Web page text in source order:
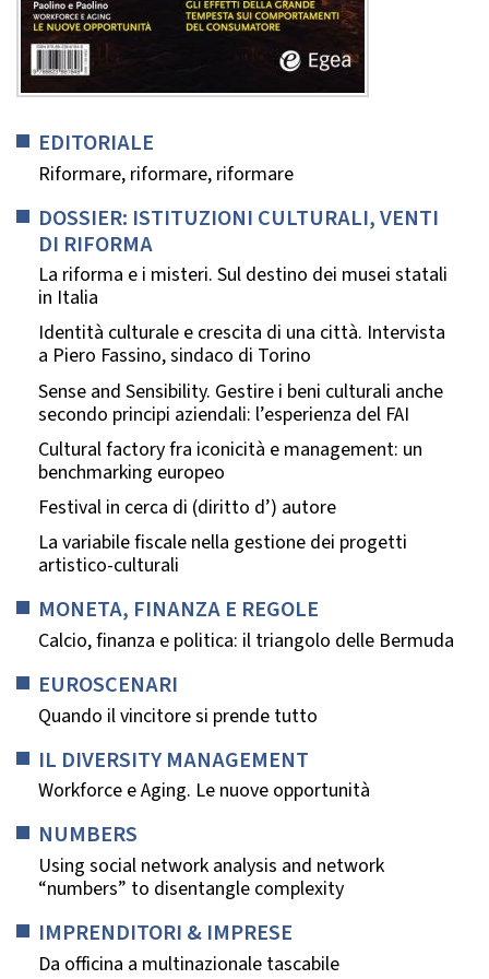
EDITORIALE
Riformare, riformare, riformare
DOSSIER: ISTITUZIONI CULTURALI, VENTI
DI RIFORMA
La riforma e i misteri. Sul destino dei musei statali
in Italia
Identità culturale e crescita di una città. Intervista
a Piero Fassino, sindaco di Torino
Sense and Sensibility. Gestire i beni culturali anche
secondo principi aziendali: l’esperienza del FAI
Cultural factory fra iconicità e management: un
benchmarking europeo
Festival in cerca di (diritto d’) autore
La variabile fiscale nella gestione dei progetti
artistico-culturali
MONETA, FINANZA E REGOLE
Calcio, finanza e politica: il triangolo delle Bermuda
EUROSCENARI
Quando il vincitore si prende tutto
IL DIVERSITY MANAGEMENT
Workforce e Aging. Le nuove opportunità
NUMBERS
Using social network analysis and network
“numbers” to disentangle complexity
IMPRENDITORI & IMPRESE
Da officina a multinazionale tascabile